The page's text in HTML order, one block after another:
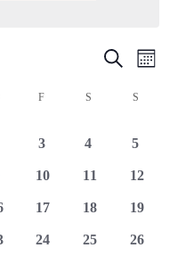
Suche
SucheMonat
DONNERSTAG
F FREITAGS SAMSTAG
S
0
3
0
4
0
5
0
10
0
11
0
12
0
17
0
18
0
19
0
24
0
25
0
26